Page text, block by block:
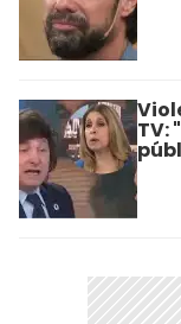
TV: